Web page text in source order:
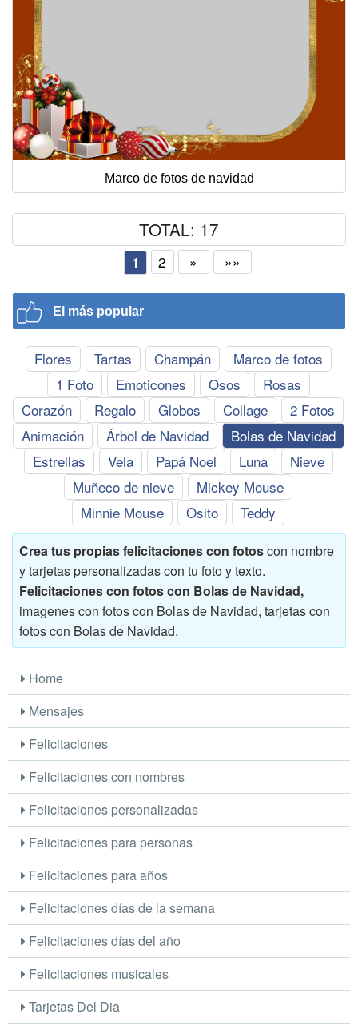
Marco de fotos de navidad
TOTAL: 17
1 2 » »»
El más popular
Flores Tartas Champán
Marco de fotos
1 Foto
Emoticones Osos
Rosas
Corazón
Regalo Globos Collage
2 Fotos
Animación
Árbol de Navidad
Bolas de Navidad
Estrellas
Vela Papá Noel Luna
Nieve
Muñeco de nieve
Mickey Mouse
Minnie Mouse
Osito Teddy
Crea tus propias felicitaciones con fotoscon nombre
y tarjetas personalizadas con tu foto y texto.
Felicitaciones con fotos con Bolas de Navidad,
imagenes con fotos con Bolas de Navidad, tarjetas con
fotos con Bolas de Navidad.
Home
Mensajes
Felicitaciones
Felicitaciones con nombres
Felicitaciones personalizadas
Felicitaciones para personas
Felicitaciones para años
Felicitaciones días de la semana
Felicitaciones días del año
Felicitaciones musicales
Tarjetas Del Dia